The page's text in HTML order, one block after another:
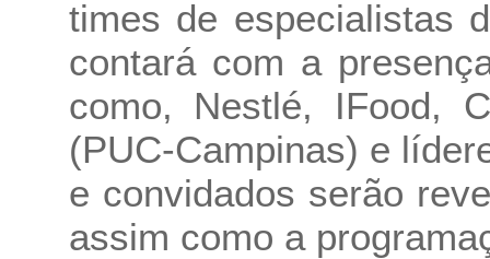
times de especialistas
contará com a
como, Nestlé, IFood,
(PUC-Campinas) e
e convidados serão
assim como a